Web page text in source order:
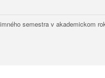
semestra v akademickom